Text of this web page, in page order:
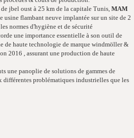
jbel oust à 25 km de la capitale Tunis, MAM
usine flambant neuve implantée sur un site de 2
normes d'hygiène et de sécurité
une importance essentielle à son outil de
de haute technologie de marque windmöller &
2016 , assurant une production de haute
une panoplie de solutions de gammes de
différentes problématiques industrielles que les